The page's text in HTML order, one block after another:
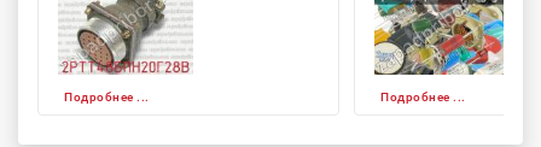
Подробнее ... Подробнее ...